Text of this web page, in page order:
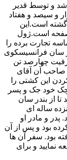
و توسط قدیر
و سیصد و هفتاد
است.این
صفحه است.ژول
تجارت برده را
سان فرانسیسکوی
چهارصد تن
صاحب آن آقای
این کشتی را
خود جک و پسر
از بندر سان
ساله ای
و مادر او
بود و پس از آن
بود. سفر آن ها
نمایید و برای